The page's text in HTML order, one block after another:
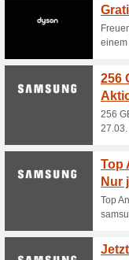
Braten,
Das